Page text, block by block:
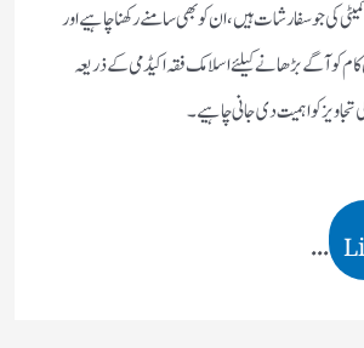
کی جو سفارشات ہیں، ان کو بھی سامنے رکھنا چاہیے اور
کو آگے بڑھانے کیلئے اسلامک فقہ اکیڈمی کے ذریعہ
کو اہمیت دی جانی چاہیے۔